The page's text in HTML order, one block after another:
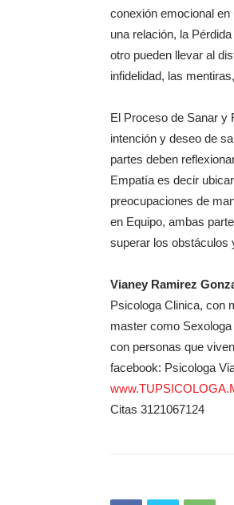
conexión emocional
una relación, la
otro pueden llevar al
infidelidad, las
El Proceso de Sanar y
intención y deseo de
partes deben
Empatía es decir
preocupaciones de
en Equipo, ambas
superar los obstáculos
Vianey Ramirez
Psicologa Clinica, con
master como
con personas que
facebook: Psicologa
Citas 3121067124